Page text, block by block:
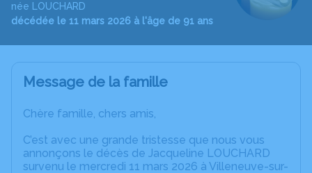
née LOUCHARD
décédée le 11 mars 2026 à l'âge de 91 ans
Message de la famille
Chère famille, chers amis,
C’est avec une grande tristesse que nous vous
annonçons le décès de Jacqueline LOUCHARD
survenu le mercredi 11 mars 2026 à Villeneuve-sur-